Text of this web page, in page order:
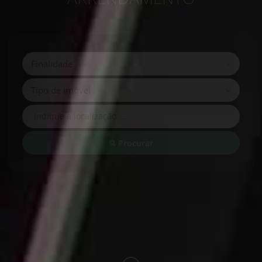
Tipo de imóvel